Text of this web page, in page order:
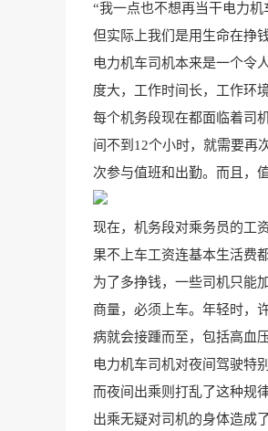
“我一点也不想再当干电力
但实际上我们是用生命在挣
电力机车司机本来是一个令
度大，工作时间长，工作环
每个机务段现在都面临着司
间不到12个小时，就需要再
次参与值班和出勤。而且，
现在，机务段对乘务员的工
果不上车工资连基本生活费
为了多挣钱，一些司机只能
商量，必须上车。年轻时，
病就会接踵而至，包括高血
电力机车司机对夜间驾驶特
而夜间出乘则打乱了这种规
出乘无疑对司机的身体造成了